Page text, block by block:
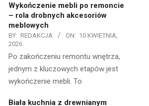
Wykończenie mebli po remoncie
– rola drobnych akcesoriów
meblowych
BY: REDAKCJA ON: 10 KWIETNIA,
2026
Po zakończeniu remontu wnętrza,
jednym z kluczowych etapów jest
wykończenie mebli. To
Biała kuchnia z drewnianym